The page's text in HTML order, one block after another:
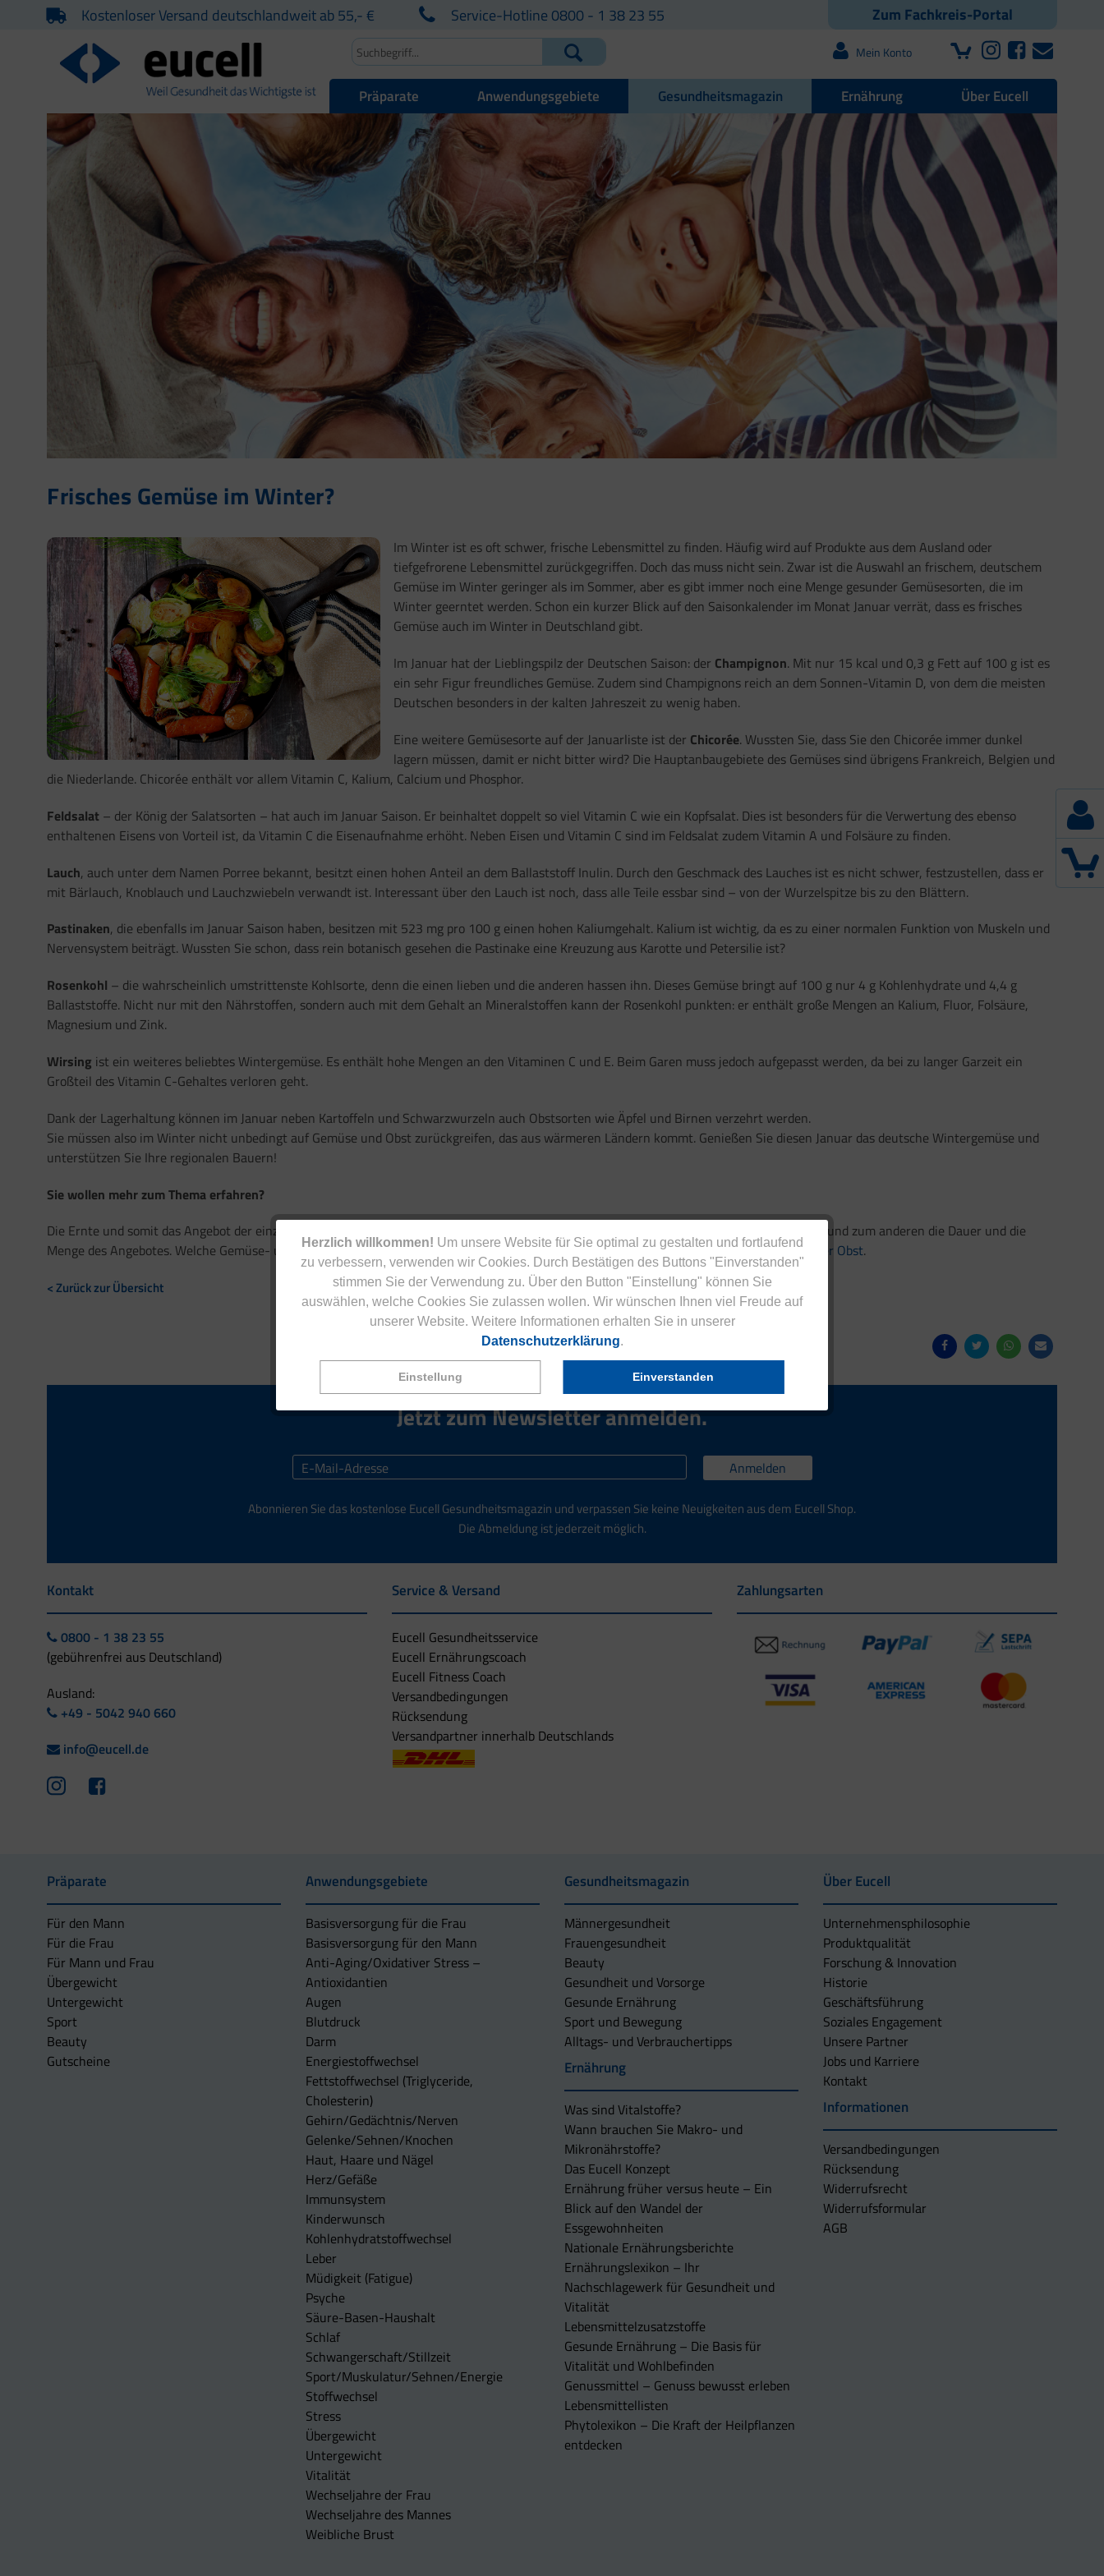
Herzlich willkommen! Um unsere Website für Sie optimal zu gestalten und fortlaufend
zu verbessern, verwenden wir Cookies. Durch Bestätigen des Buttons "Einverstanden"
stimmen Sie der Verwendung zu. Über den Button "Einstellung" können Sie
auswählen, welche Cookies Sie zulassen wollen. Wir wünschen Ihnen viel Freude auf
unserer Website. Weitere Informationen erhalten Sie in unserer
Datenschutzerklärung.
Einstellung Einverstanden
Zum Fachkreis-Portal
Kostenloser Versand deutschlandweit ab 55,- € Service-Hotline 0800 - 1 38 23 55
Mein Konto
Präparate Anwendungsgebiete Gesundheitsmagazin Ernährung Über Eucell
Frisches Gemüse im Winter?
Im Winter ist es oft schwer, frische Lebensmittel zu finden. Häufig wird auf Produkte aus dem Ausland oder
tiefgefrorene Lebensmittel zurückgegriffen. Doch das muss nicht sein. Zwar ist die Auswahl an frischem, deutschem
Gemüse im Winter geringer als im Sommer, aber es gibt immer noch eine Menge gesunder Gemüsesorten, die im
Winter geerntet werden. Schon ein kurzer Blick auf den Saisonkalender im Monat Januar verrät, dass es frisches
Gemüse auch im Winter in Deutschland gibt.
Im Januar hat der Lieblingspilz der Deutschen Saison: der Champignon. Mit nur 15 kcal und 0,3 g Fett auf 100 g ist es
ein sehr Figur freundliches Gemüse. Zudem sind Champignons reich an dem Sonnen-Vitamin D, von dem die meisten
Deutschen besonders in der kalten Jahreszeit zu wenig haben.
Eine weitere Gemüsesorte auf der Januarliste ist der Chicorée. Wussten Sie, dass Sie den Chicorée immer dunkel
lagern müssen, damit er nicht bitter wird? Die Hauptanbaugebiete des Gemüses sind übrigens Frankreich, Belgien und
die Niederlande. Chicorée enthält vor allem Vitamin C, Kalium, Calcium und Phosphor.
Feldsalat – der König der Salatsorten – hat auch im Januar Saison. Er beinhaltet doppelt so viel Vitamin C wie ein Kopfsalat. Dies ist besonders für die Verwertung des ebenso
enthaltenen Eisens von Vorteil ist, da Vitamin C die Eisenaufnahme erhöht. Neben Eisen und Vitamin C sind im Feldsalat zudem Vitamin A und Folsäure zu finden.
Lauch, auch unter dem Namen Porree bekannt, besitzt einen hohen Anteil an dem Ballaststoff Inulin. Durch den Geschmack des Lauches ist es nicht schwer, festzustellen, dass er
mit Bärlauch, Knoblauch und Lauchzwiebeln verwandt ist. Interessant über den Lauch ist noch, dass alle Teile essbar sind – von der Wurzelspitze bis zu den Blättern.
Pastinaken, die ebenfalls im Januar Saison haben, besitzen mit 523 mg pro 100 g einen hohen Kaliumgehalt. Kalium ist wichtig, da es zu einer normalen Funktion von Muskeln und
Nervensystem beiträgt. Wussten Sie schon, dass rein botanisch gesehen die Pastinake eine Kreuzung aus Karotte und Petersilie ist?
Rosenkohl – die wahrscheinlich umstrittenste Kohlsorte, denn die einen lieben und die anderen hassen ihn. Dieses Gemüse bringt auf 100 g nur 4 g Kohlenhydrate und 4,4 g
Ballaststoffe. Nicht nur mit den Nährstoffen, sondern auch mit dem Gehalt an Mineralstoffen kann der Rosenkohl punkten: er enthält große Mengen an Kalium, Fluor, Folsäure,
Magnesium und Zink.
Wirsing ist ein weiteres beliebtes Wintergemüse. Es enthält hohe Mengen an den Vitaminen C und E. Beim Garen muss jedoch aufgepasst werden, da bei zu langer Garzeit ein
Großteil des Vitamin C-Gehaltes verloren geht.
Dank der Lagerhaltung können im Januar neben Kartoffeln und Schwarzwurzeln auch Obstsorten wie Äpfel und Birnen verzehrt werden.
Sie müssen also im Winter nicht unbedingt auf Gemüse und Obst zurückgreifen, das aus wärmeren Ländern kommt. Genießen Sie diesen Januar das deutsche Wintergemüse und
unterstützen Sie Ihre regionalen Bauern!
Sie wollen mehr zum Thema erfahren?
Die Ernte und somit das Angebot der einzelnen Gemüse- und Obstsorten variiert im Laufe des Jahres. Dies betrifft zum einen die Jahreszeit und zum anderen die Dauer und die
Menge des Angebotes. Welche Gemüse- und Obstsorten wann Saison haben, erfahren Sie i m Saisonkalender Gemüseund imSaisonkalender Obst.
< Zurück zur Übersicht
Jetzt zum Newsletter anmelden.
Anmelden
Abonnieren Sie das kostenlose Eucell Gesundheitsmagazin und verpassen Sie keine Neuigkeiten aus dem Eucell Shop.
Die Abmeldung ist jederzeit möglich.
Kontakt
0800 - 1 38 23 55
(gebührenfrei aus Deutschland)
Ausland:
+49 - 5042 940 660
info@eucell.de
Service & Versand
Eucell Gesundheitsservice
Eucell Ernährungscoach
Eucell Fitness Coach
Versandbedingungen
Rücksendung
Versandpartner innerhalb Deutschlands
Zahlungsarten
Präparate
Für den Mann
Für die Frau
Für Mann und Frau
Übergewicht
Untergewicht
Sport
Beauty
Gutscheine
Anwendungsgebiete
Basisversorgung für die Frau
Basisversorgung für den Mann
Anti-Aging/Oxidativer Stress –
Antioxidantien
Augen
Blutdruck
Darm
Energiestoffwechsel
Fettstoffwechsel (Triglyceride,
Cholesterin)
Gehirn/Gedächtnis/Nerven
Gelenke/Sehnen/Knochen
Haut, Haare und Nägel
Herz/Gefäße
Immunsystem
Kinderwunsch
Kohlenhydratstoffwechsel
Leber
Müdigkeit (Fatigue)
Psyche
Säure-Basen-Haushalt
Schlaf
Schwangerschaft/Stillzeit
Sport/Muskulatur/Sehnen/Energie
Stoffwechsel
Stress
Übergewicht
Untergewicht
Vitalität
Wechseljahre der Frau
Wechseljahre des Mannes
Weibliche Brust
Gesundheitsmagazin
Männergesundheit
Frauengesundheit
Beauty
Gesundheit und Vorsorge
Gesunde Ernährung
Sport und Bewegung
Alltags- und Verbrauchertipps
Ernährung
Was sind Vitalstoffe?
Wann brauchen Sie Makro- und
Mikronährstoffe?
Das Eucell Konzept
Ernährung früher versus heute – Ein
Blick auf den Wandel der
Essgewohnheiten
Nationale Ernährungsberichte
Ernährungslexikon – Ihr
Nachschlagewerk für Gesundheit und
Vitalität
Lebensmittelzusatzstoffe
Gesunde Ernährung – Die Basis für
Vitalität und Wohlbefinden
Genussmittel – Genuss bewusst erleben
Lebensmittellisten
Phytolexikon – Die Kraft der Heilpflanzen
entdecken
Über Eucell
Unternehmens­philosophie
Produktqualität
Forschung & Innovation
Historie
Geschäftsführung
Soziales Engagement
Unsere Partner
Jobs und Karriere
Kontakt
Informationen
Versandbedingungen
Rücksendung
Widerrufsrecht
Widerrufsformular
AGB